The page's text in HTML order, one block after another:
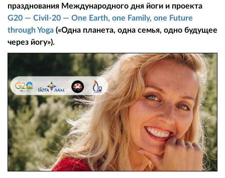
празднования Международного дня йоги и проекта
G20 — Civil-20 — One Earth, one Family, one Future
through Yoga («Одна планета, одна семья, одно будущее
через йогу»).